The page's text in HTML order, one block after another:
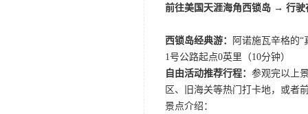
前往美国天涯海角西锁岛 → 行
西锁岛经典游：
阿诺施瓦辛格的
1号公路起点0英里（10分钟）
自由活动推荐行程： 参观完以上
区、旧海关等热门打卡地，或者
景点介绍：